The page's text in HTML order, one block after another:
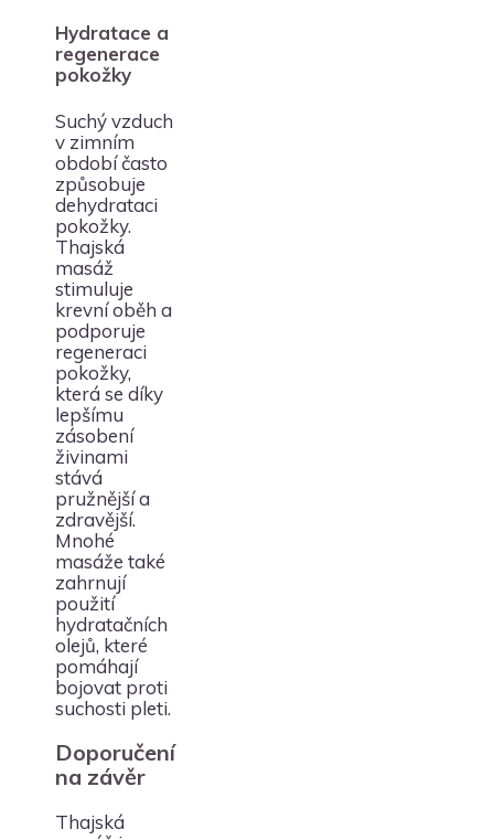
Hydratace a
regenerace
pokožky
Suchý vzduch
v zimním
období často
způsobuje
dehydrataci
pokožky.
Thajská
masáž
stimuluje
krevní oběh a
podporuje
regeneraci
pokožky,
která se díky
lepšímu
zásobení
živinami
stává
pružnější a
zdravější.
Mnohé
masáže také
zahrnují
použití
hydratačních
olejů, které
pomáhají
bojovat proti
suchosti pleti.
Doporučení
na závěr
Thajská